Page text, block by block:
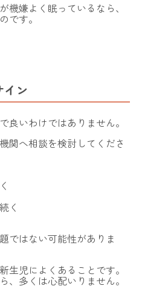
機嫌よく眠っているなら、
です。
ン
良いわけではありません。
関へ相談を検討してくださ
く
ではない可能性がありま
生児によくあることです。
、多くは心配いりません。